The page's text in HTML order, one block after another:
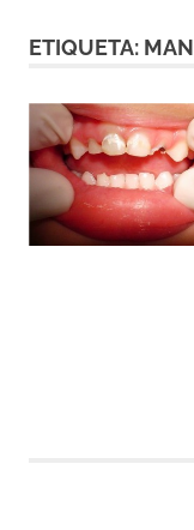
ETIQUETA: